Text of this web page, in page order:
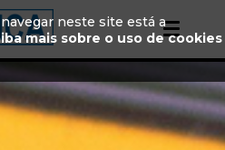
neste site está a
mais sobre o uso de cookies